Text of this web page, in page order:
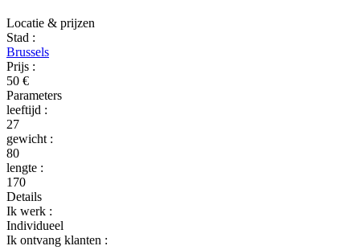
Locatie & prijzen
Stad :
Brussels
Prijs :
50 €
Parameters
leeftijd :
27
gewicht :
80
lengte :
170
Details
Ik werk :
Individueel
Ik ontvang klanten :